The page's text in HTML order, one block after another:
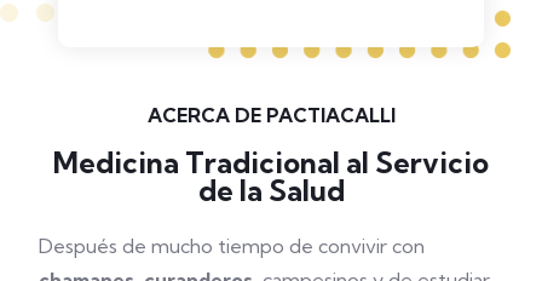
ACERCA DE PACTIACALLI
Medicina Tradicional al Servicio
de la Salud
Después de mucho tiempo de convivir con